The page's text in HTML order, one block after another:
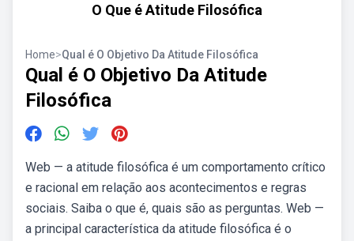
O Que é Atitude Filosófica
Home>Qual é O Objetivo Da Atitude Filosófica
Qual é O Objetivo Da Atitude
Filosófica
Web — a atitude filosófica é um comportamento crítico
e racional em relação aos acontecimentos e regras
sociais. Saiba o que é, quais são as perguntas. Web —
a principal característica da atitude filosófica é o